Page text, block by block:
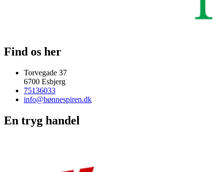
Find os her
Torvegade 37
6700 Esbjerg
75136033
info@bønnespiren.dk
En tryg handel